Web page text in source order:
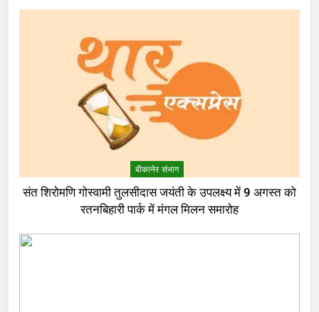
बीकानेर संभाग
संत शिरोमणि गोस्वामी तुलसीदास जयंती के उपलक्ष्य में 9 अगस्त को
रतनबिहारी पार्क में मंगल मिलन समारोह